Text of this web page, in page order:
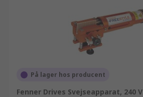
På lager hos producent
Fenner Drives Svejseapparat, 240 V